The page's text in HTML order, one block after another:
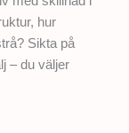
hur
Sikta på
– du väljer